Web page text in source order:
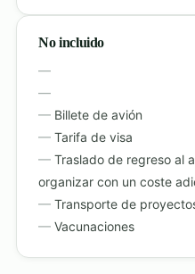
No incluido
Billete de avión
Tarifa de visa
Traslado de regreso al
organizar con un coste
Transporte de
Vacunaciones